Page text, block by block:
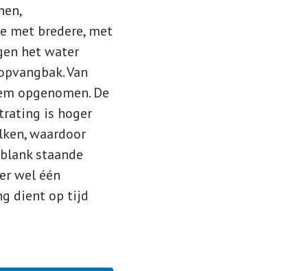
met bredere, met
het water
Van
opgenomen. De
is hoger
waardoor
staande
wel één
dient op tijd